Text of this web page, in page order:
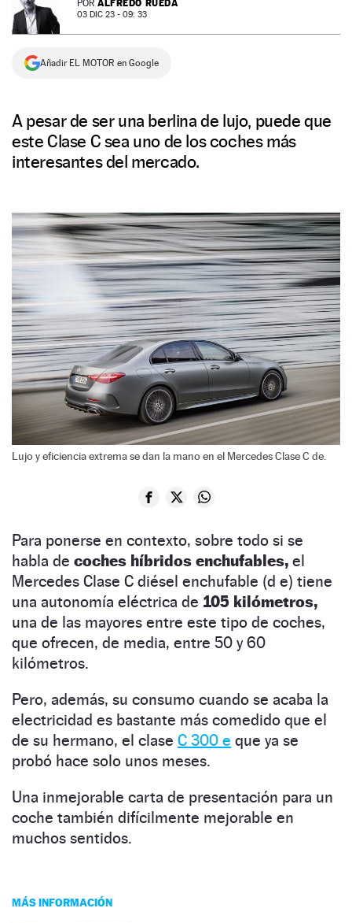
NEWSLETTER
SÍGUENOS
POR ALFREDO RUEDA
03 DIC 23 - 09: 33
Añadir EL MOTOR en Google
A pesar de ser una berlina de lujo, puede que
este Clase C sea uno de los coches más
interesantes del mercado.
Lujo y eficiencia extrema se dan la mano en el Mercedes Clase C de.
Para ponerse en contexto, sobre todo si se
habla de coches híbridos enchufables, el
Mercedes Clase C diésel enchufable (d e) tiene
una autonomía eléctrica de 105 kilómetros,
una de las mayores entre este tipo de coches,
que ofrecen, de media, entre 50 y 60
kilómetros.
Pero, además, su consumo cuando se acaba la
electricidad es bastante más comedido que el
de su hermano, el clase C 300 e que ya se
probó hace solo unos meses.
Una inmejorable carta de presentación para un
coche también difícilmente mejorable en
muchos sentidos.
MÁS INFORMACIÓN